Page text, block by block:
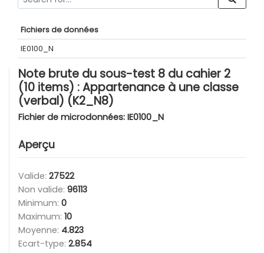
Fichiers de données
IE0100_N
Note brute du sous-test 8 du cahier 2
(10 items) : Appartenance à une classe
(verbal) (K2_N8)
Fichier de microdonnées: IE0100_N
Aperçu
Valide: 27522
Non valide: 96113
Minimum: 0
Maximum: 10
Moyenne: 4.823
Ecart-type: 2.854